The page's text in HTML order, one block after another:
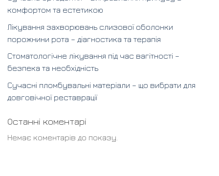
комфортом та естетикою
Лікування захворювань слизової оболонки
порожнини рота – діагностика та терапія
Стоматологічне лікування під час вагітності –
безпека та необхідність
Сучасні пломбувальні матеріали – що вибрати для
довговічної реставрації
Останні коментарі
Немає коментарів до показу.